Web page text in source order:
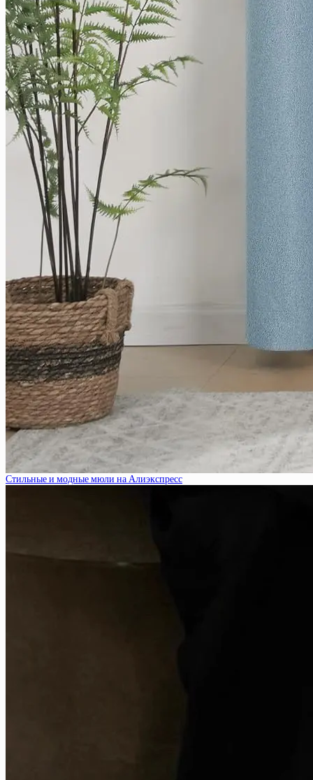
Стильные и модные мюли на Алиэкспресс